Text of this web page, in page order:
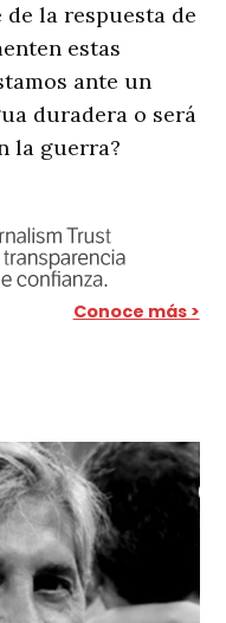
la respuesta de
estas
ante un
duradera o será
la guerra?
Conoce más >